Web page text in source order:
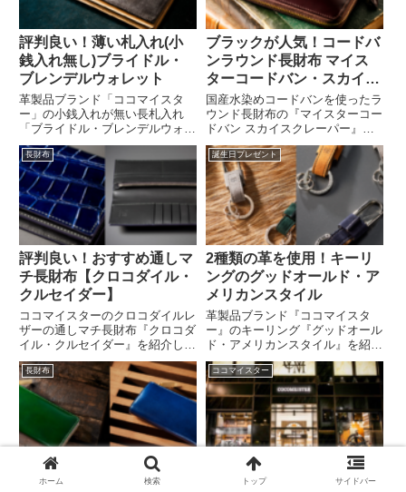
ります。
評判良い！薄い札入れ(小
銭入れ無し)ブライドル・
ブレンデルウォレット
革製品ブランド「ココマイスタ
ー」の小銭入れが無い長札入れ
「ブライドル・ブレンデルウォレ
ット」を紹介。薄さに拘った作り
は余分な部分がなく、シャープな
カッコよさを演出できます。ジャ
ケットの内ポケットにも、パンツ
のバックポケットにも入れられる
から、使いやすい札入れになりま
す。。
ブラックが人気！コードバ
ンラウンド長財布 マイス
ターコードバン・スカイス
クレーパー
国産水染めコードバンを使ったラ
ウンド長財布の『マイスターコー
ドバン スカイスクレーパー』を
紹介。革製品ブランド『ココマイ
スター(cocomeister)』の長財布
で国産最高級のコードバンは完成
度が高く手触りも格別です。最高
級が似合う大人の男性におすすめ
です。
長財布
評判良い！おすすめ通しマ
チ長財布【クロコダイル・
クルセイダー】
ココマイスターのクロコダイルレ
ザーの通しマチ長財布『クロコダ
イル・クルセイダー』を紹介しま
す。カードポケットが15個付い
ていますし、小銭入れもある万能
通しマチ長財布は、スマートなカ
ッコよさでハイクラスが似合う男
性におすすめの長財布。男の格式
を上げましょう。
誕生日プレゼント
2種類の革を使用！キーリ
ングのグッドオールド・ア
メリカンスタイル
革製品ブランド『ココマイスタ
ー』のキーリング『グッドオール
ド・アメリカンスタイル』を紹
介。ヌバックレザーとオークバー
クレザーと2種類のレザーを使っ
た異色のキーリングはカジュアル
テイスト好きのメンズに人気で
す。車のスマートキーも取り付け
られるお洒落なキーリングを使い
こなしましょう。
長財布
評判良い！L字型ラウンド
ココマイスター
ココマイスター
ホーム 検索 トップ サイドバー